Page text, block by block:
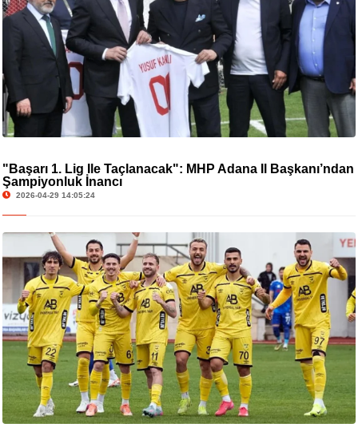
"Başarı 1. Lig İle Taçlanacak": MHP Adana İl Başkanı’ndan
Şampiyonluk İnancı
2026-04-29 14:05:24